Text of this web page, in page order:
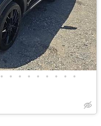
• • • • • • • • •